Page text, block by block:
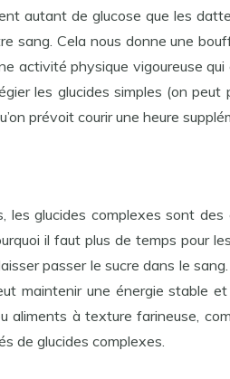
autant de glucose que les
sang. Cela nous donne une
activité physique vigoureuse
les glucides simples (on peut
prévoit courir une heure
les glucides complexes sont
il faut plus de temps pour
passer le sucre dans le
maintenir une énergie stable
aliments à texture farineuse,
de glucides complexes.